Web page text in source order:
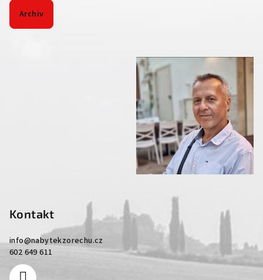
Archiv
Kontakt
info@nabytekzorechu.cz
602 649 611